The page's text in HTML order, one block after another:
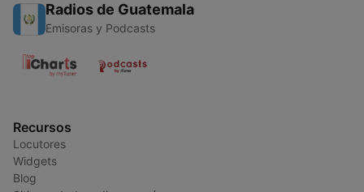
Radios de Guatemala
Emisoras y Podcasts
Recursos
Locutores
Widgets
Blog